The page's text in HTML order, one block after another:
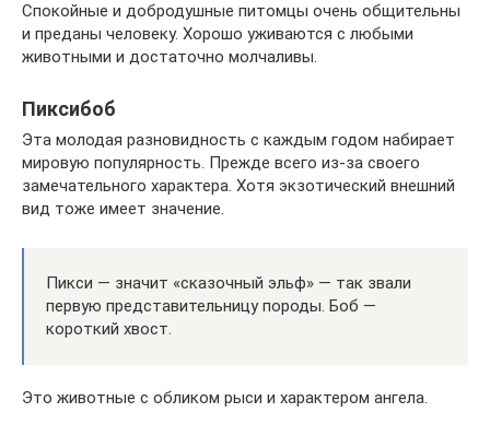
Спокойные и добродушные питомцы очень общительны
и преданы человеку. Хорошо уживаются с любыми
животными и достаточно молчаливы.
Пиксибоб
Эта молодая разновидность с каждым годом набирает
мировую популярность. Прежде всего из-за своего
замечательного характера. Хотя экзотический внешний
вид тоже имеет значение.
Пикси — значит «сказочный эльф» — так звали
первую представительницу породы. Боб —
короткий хвост.
Это животные с обликом рыси и характером ангела.